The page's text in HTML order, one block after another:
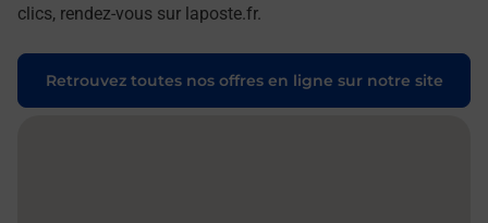
clics, rendez-vous sur laposte.fr.
Retrouvez toutes nos offres en ligne sur notre site